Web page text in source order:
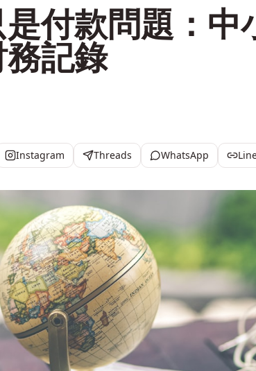
付款問題：中
記錄
Instagram Threads WhatsApp